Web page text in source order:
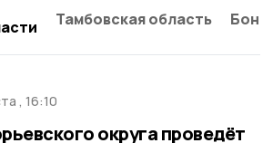
Тамбовская область
, 16:10
округа проведёт